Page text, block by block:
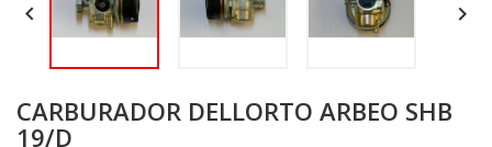
 
CARBURADOR DELLORTO ARBEO SHB
19/D